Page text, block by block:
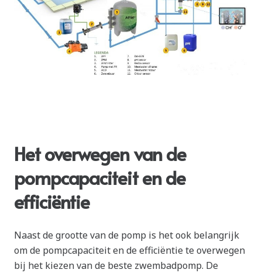
Het overwegen van de
pompcapaciteit en de
efficiëntie
Naast de grootte van de pomp is het ook belangrijk
om de pompcapaciteit en de efficiëntie te overwegen
bij het kiezen van de beste zwembadpomp. De